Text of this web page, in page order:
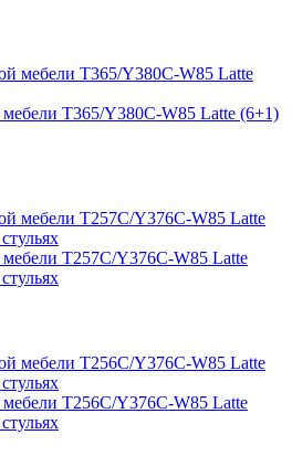
T365/Y380C-W85 Latte (6+1)
T257C/Y376C-W85 Latte
T256C/Y376C-W85 Latte